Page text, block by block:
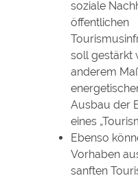
soziale
öffentlichen
soll gestärkt
anderem
Ausbau der
eines
Ebenso
Vorhaben
sanften